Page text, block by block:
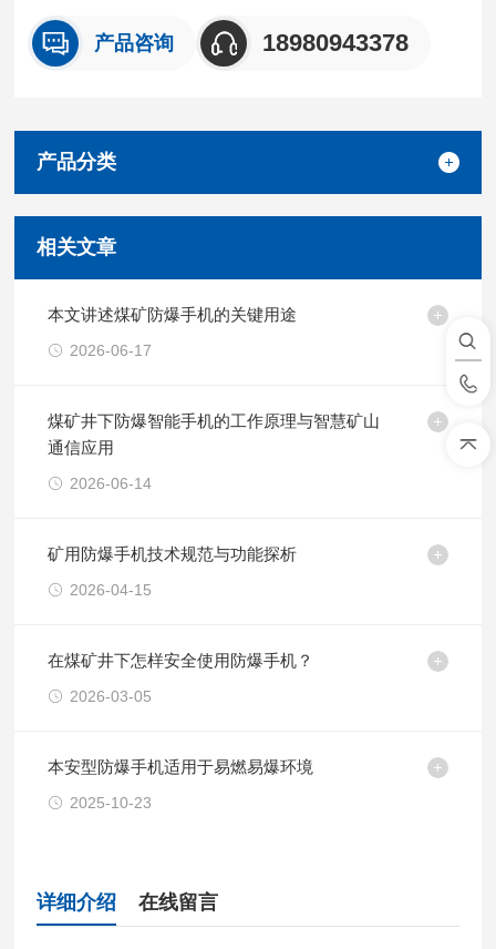
产品咨询 18980943378
产品分类
相关文章
本文讲述煤矿防爆手机的关键用途
2026-06-17
煤矿井下防爆智能手机的工作原理与智慧矿山
通信应用
2026-06-14
矿用防爆手机技术规范与功能探析
2026-04-15
在煤矿井下怎样安全使用防爆手机？
2026-03-05
本安型防爆手机适用于易燃易爆环境
2025-10-23
详细介绍 在线留言